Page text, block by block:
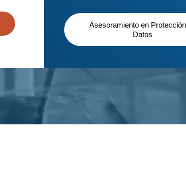
Asesoramiento en
Datos